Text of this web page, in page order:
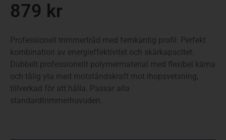
879 kr
Professionell trimmertråd med femkantig profil. Perfekt
kombination av energieffektivitet och skärkapacitet.
Dubbelt professionellt polymermaterial med flexibel kärna
och tålig yta med motståndskraft mot ihopsvetsning,
tillverkad för att hålla. Passar alla
standardtrimmerhuvuden.